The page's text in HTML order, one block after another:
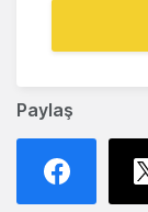
Paylaş